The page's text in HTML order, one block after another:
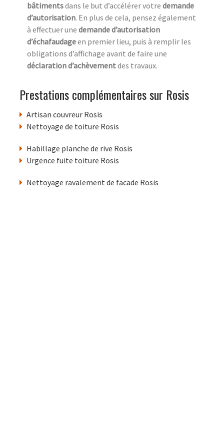
bâtimentsdans le but d’accélérer votre demande
d’autorisation. En plus de cela, pensez également
à effectuer une demande d’autorisation
d’échafaudageen premier lieu, puis à remplir les
obligations d’affichage avant de faire une
déclaration d’achèvementdes travaux.
Prestations complémentaires sur Rosis
Artisan couvreur Rosis
Nettoyage de toiture Rosis
Habillage planche de rive Rosis
Urgence fuite toiture Rosis
Nettoyage ravalement de facade Rosis